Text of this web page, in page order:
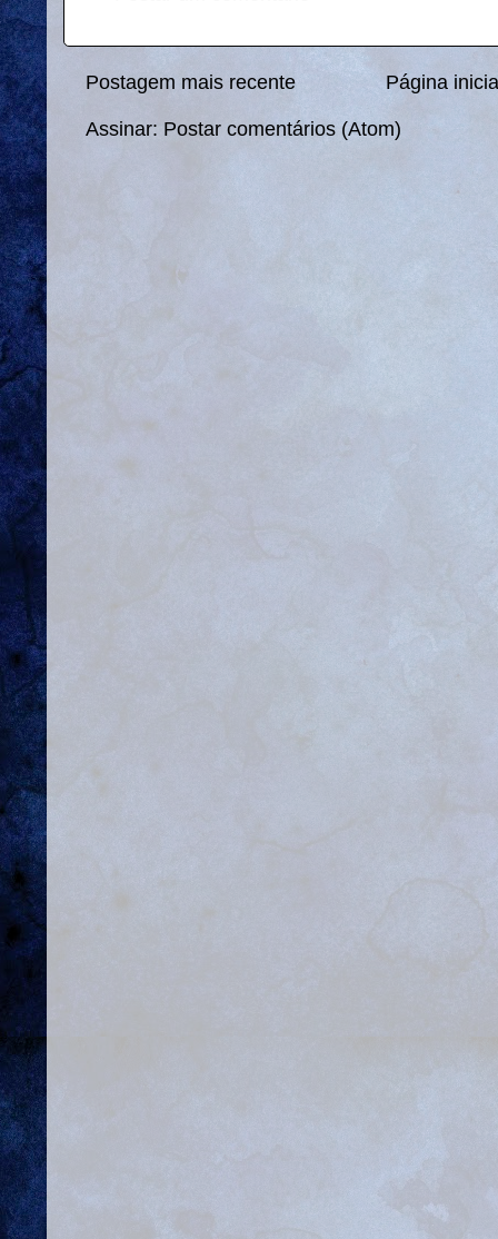
Postagem mais recente Página
Assinar: Postar comentários (Atom)